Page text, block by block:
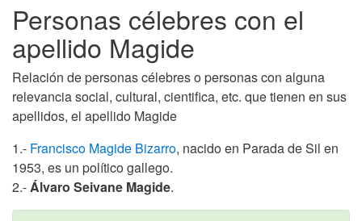
Personas célebres con el
apellido Magide
Relación de personas célebres o personas con alguna
relevancia social, cultural, cientifica, etc. que tienen en sus
apellidos, el apellido Magide
1.- Francisco Magide Bizarro, nacido en Parada de Sil en
1953, es un político gallego.
2.- Álvaro Seivane Magide.